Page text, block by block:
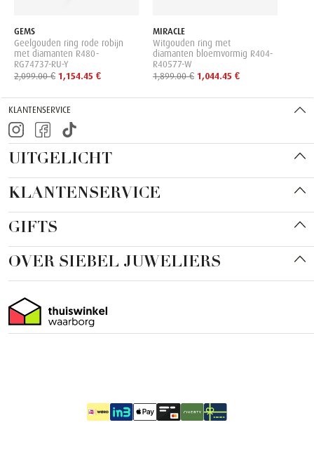
GEMS
Geelgouden ring rode robijn
met diamanten R480-
RG74737-RU-Y
2,099.00 € 1,154.45 €
MIRACLE
Witgouden ring met
diamanten bloemvormig R404-
R40577-W
1,899.00 € 1,044.45 €
KLANTENSERVICE
UITGELICHT
KLANTENSERVICE
GIFTS
OVER SIEBEL JUWELIERS